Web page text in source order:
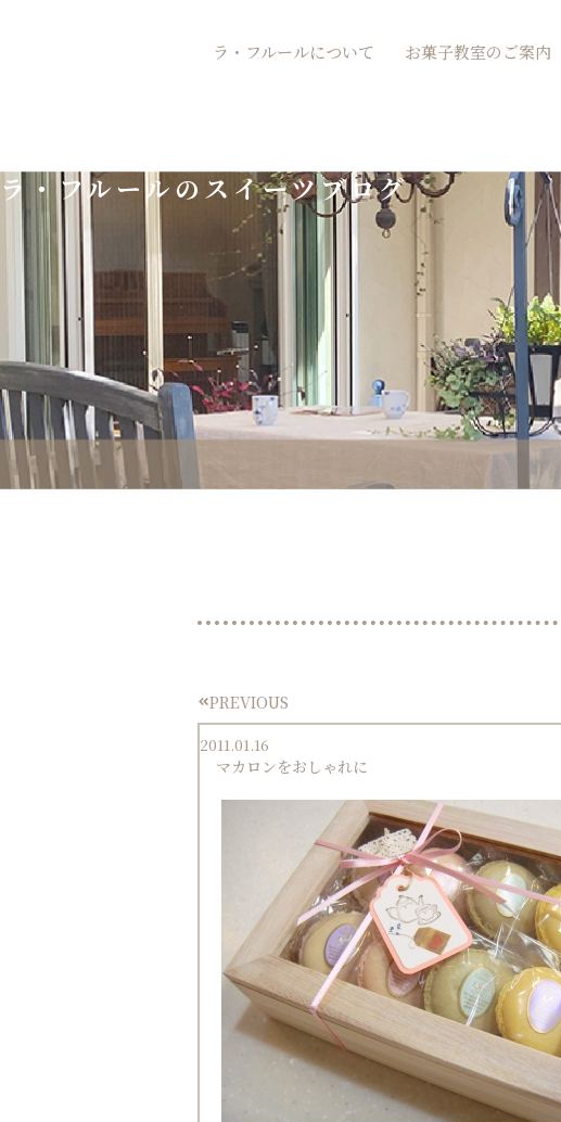
キ
ラ・フルールについて お菓子教室のご案内
ラ・フルールのスイーツブログ
PrevPREVIOUS
2011.01.16
マカロンをおしゃれに